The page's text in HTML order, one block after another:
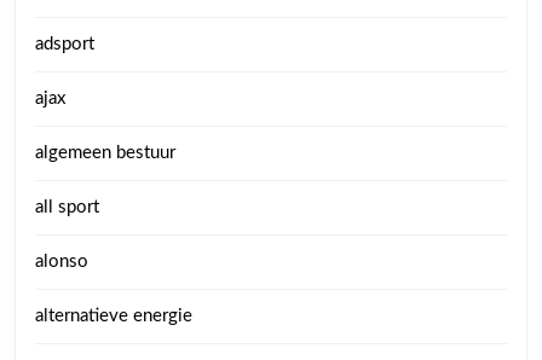
adsport
ajax
algemeen bestuur
all sport
alonso
alternatieve energie